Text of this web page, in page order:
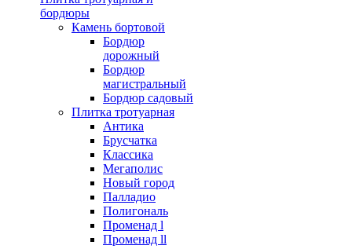
бордюры
Камень бортовой
Бордюр
дорожный
Бордюр
магистральный
Бордюр садовый
Плитка тротуарная
Антика
Брусчатка
Классика
Мегаполис
Новый город
Палладио
Полигональ
Променад l
Променад ll